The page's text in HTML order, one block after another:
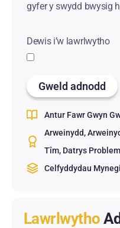
gyfer y swydd bwysig
Dewis i’w lawrlwytho
Gweld adnodd
Antur Fawr Gwyn
Arweinydd
Tîm Datrys
Celfyddydau
Lawrlwytho